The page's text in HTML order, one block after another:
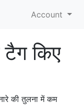
Account
किए
की तुलना में कम